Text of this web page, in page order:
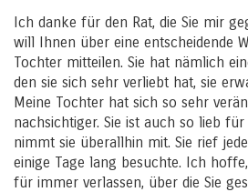
Ich danke für den Rat, die Sie mir
will Ihnen über eine entscheidende
Tochter mitteilen. Sie hat nämlich
den sie sich sehr verliebt hat, sie
Meine Tochter hat sich so sehr
nachsichtiger. Sie ist auch so lieb für
nimmt sie überallhin mit. Sie rief
einige Tage lang besuchte. Ich
für immer verlassen, über die Sie